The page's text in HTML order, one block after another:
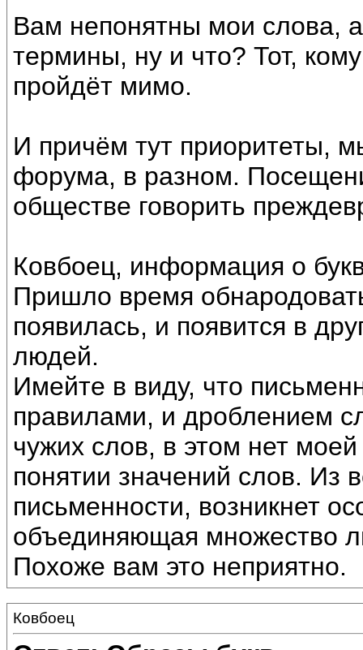
Вам непонятны мои слова,
термины, ну и что? Тот,
пройдёт мимо.
И причём тут приоритеты,
форума, в разном.
обществе говорить
Ковбоец, информация о
Пришло время
появилась, и появится в
людей.
Имейте в виду, что
правилами, и дроблением
чужих слов, в этом нет
понятии значений слов. Из
письменности, возникнет
объединяющая множество
Похоже вам это неприятно.
Ковбоец